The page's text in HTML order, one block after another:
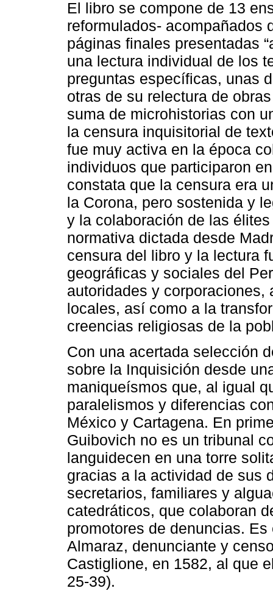
El libro se compone de 13
reformulados- acompañados
páginas finales presentadas
una lectura individual de los
preguntas específicas, unas
otras de su relectura de
suma de microhistorias con
la censura inquisitorial de
fue muy activa en la época
individuos que participaron
constata que la censura era
la Corona, pero sostenida y
y la colaboración de las
normativa dictada desde
censura del libro y la lectura
geográficas y sociales del
autoridades y
locales, así como a la
creencias religiosas de la
Con una acertada selección
sobre la Inquisición desde
maniqueísmos que, al igual
paralelismos y diferencias
México y Cartagena. En
Guibovich no es un tribunal
languidecen en una torre
gracias a la actividad de sus
secretarios, familiares y
catedráticos, que colaboran
promotores de denuncias.
Almaraz, denunciante y
Castiglione, en 1582, al que
25-39).